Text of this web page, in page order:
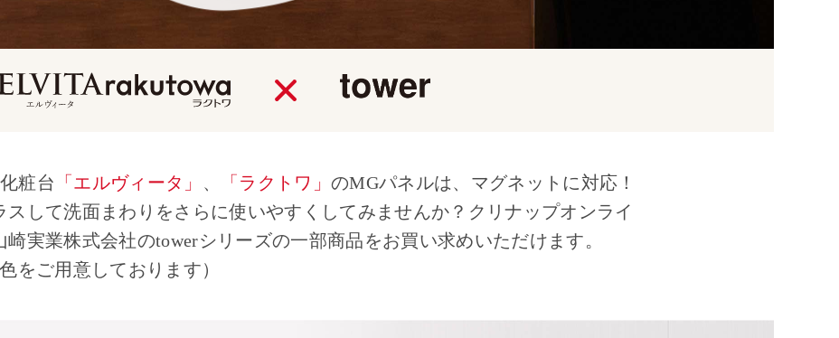
粧台 「エルヴィータ」 、 「ラクトワ」 のMGパネルは、マグネットに対応！
スして洗面まわりをさらに使いやすくしてみませんか？クリナップオンライ
実業株式会社のtowerシリーズの一部商品をお買い求めいただけます。
をご用意しております）